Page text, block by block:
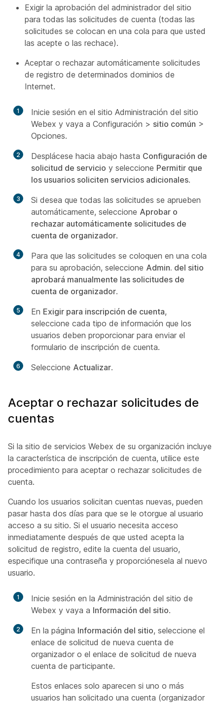
Exigir la aprobación del administrador del sitio
para todas las solicitudes de cuenta (todas las
solicitudes se colocan en una cola para que usted
las acepte o las rechace).
Aceptar o rechazar automáticamente solicitudes
de registro de determinados dominios de
Internet.
1
Inicie sesión en el sitio Administración del sitio
Webex y vaya a Configuración > sitio común >
Opciones.
2 Desplácese hacia abajo hasta Configuración de
solicitud de servicio y seleccione Permitir que
los usuarios soliciten servicios adicionales.
3
Si desea que todas las solicitudes se aprueben
automáticamente, seleccione Aprobar o
rechazar automáticamente solicitudes de
cuenta de organizador.
4
Para que las solicitudes se coloquen en una cola
para su aprobación, seleccione Admin. del sitio
aprobará manualmente las solicitudes de
cuenta de organizador.
5 En Exigir para inscripción de cuenta,
seleccione cada tipo de información que los
usuarios deben proporcionar para enviar el
formulario de inscripción de cuenta.
6 Seleccione Actualizar.
Aceptar o rechazar solicitudes de
cuentas
Si la sitio de servicios Webex de su organización incluye
la característica de inscripción de cuenta, utilice este
procedimiento para aceptar o rechazar solicitudes de
cuenta.
Cuando los usuarios solicitan cuentas nuevas, pueden
pasar hasta dos días para que se le otorgue al usuario
acceso a su sitio. Si el usuario necesita acceso
inmediatamente después de que usted acepta la
solicitud de registro, edite la cuenta del usuario,
especifique una contraseña y proporciónesela al nuevo
usuario.
1
Inicie sesión en la Administración del sitio de
Webex y vaya a Información del sitio.
2 En la página Información del sitio, seleccione el
enlace de solicitud de nueva cuenta de
organizador o el enlace de solicitud de nueva
cuenta de participante.
Estos enlaces solo aparecen si uno o más
usuarios han solicitado una cuenta (organizador